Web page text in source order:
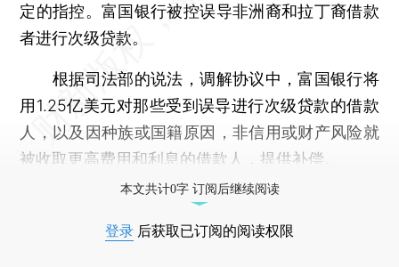
定的指控。富国银行被控误导非洲裔和拉丁裔借款
者进行次级贷款。
根据司法部的说法，调解协议中，富国银行将
用1.25亿美元对那些受到误导进行次级贷款的借款
人，以及因种族或国籍原因，非信用或财产风险就
被收取更高费用和利息的借款人，提供补偿。
本文共计0字 订阅后继续阅读
登录 后获取已订阅的阅读权限